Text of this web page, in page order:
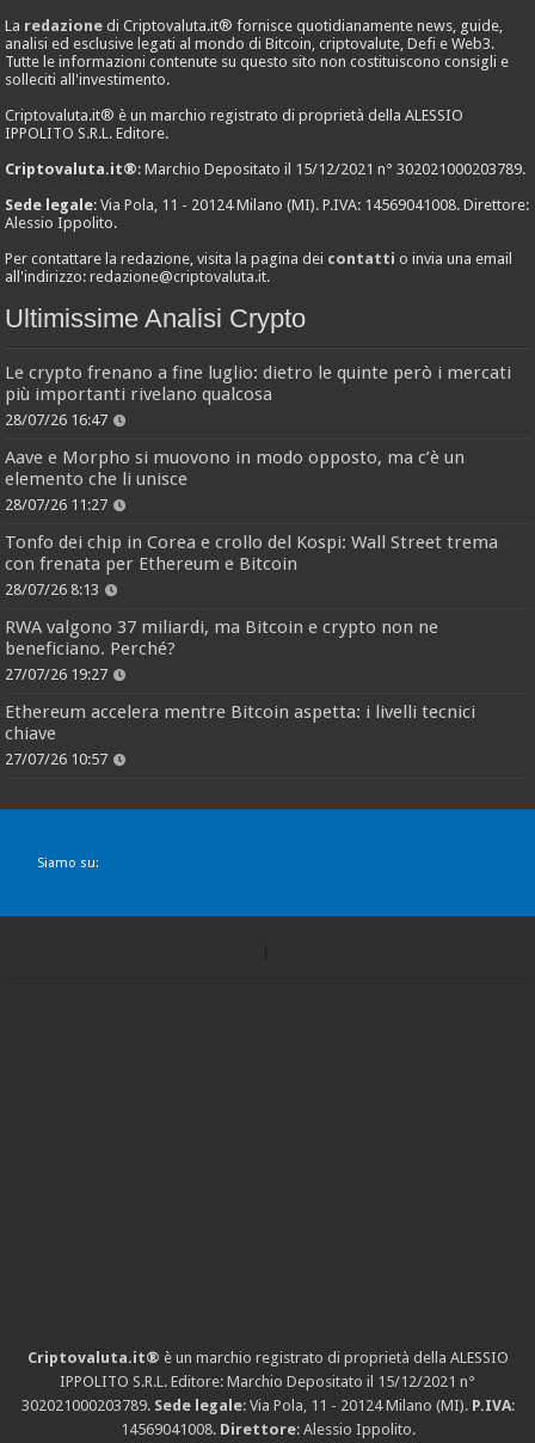
La redazione di Criptovaluta.it® fornisce quotidianamente news, guide,
analisi ed esclusive legati al mondo di Bitcoin, criptovalute, Defi e Web3.
Tutte le informazioni contenute su questo sito non costituiscono consigli e
solleciti all'investimento.
Criptovaluta.it® è un marchio registrato di proprietà della ALESSIO
IPPOLITO S.R.L. Editore.
Criptovaluta.it®: Marchio Depositato il 15/12/2021 n° 302021000203789.
Sede legale: Via Pola, 11 - 20124 Milano (MI). P.IVA: 14569041008. Direttore:
Alessio Ippolito.
Per contattare la redazione, visita la pagina dei contatti o invia una email
all'indirizzo:redazione@criptovaluta.it.
Ultimissime Analisi Crypto
Le crypto frenano a fine luglio: dietro le quinte però i mercati
più importanti rivelano qualcosa
28/07/26 16:47
Aave e Morpho si muovono in modo opposto, ma c’è un
elemento che li unisce
28/07/26 11:27
Tonfo dei chip in Corea e crollo del Kospi: Wall Street trema
con frenata per Ethereum e Bitcoin
28/07/26 8:13
RWA valgono 37 miliardi, ma Bitcoin e crypto non ne
beneficiano. Perché?
27/07/26 19:27
Ethereum accelera mentre Bitcoin aspetta: i livelli tecnici
chiave
27/07/26 10:57
Siamo su:
Criptovaluta.it® è un marchio registrato di proprietà della ALESSIO
IPPOLITO S.R.L. Editore: Marchio Depositato il 15/12/2021 n°
302021000203789. Sede legale: Via Pola, 11 - 20124 Milano (MI). P.IVA:
14569041008. Direttore: Alessio Ippolito.